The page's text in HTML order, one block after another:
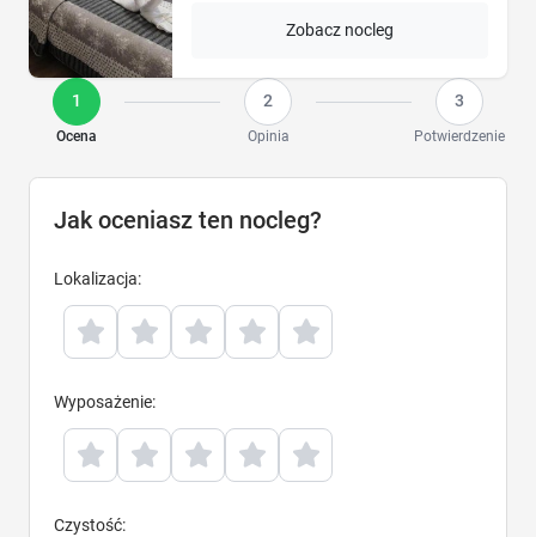
1
Ocena
2
Opinia
3
Potwierdzenie
Jak oceniasz ten nocleg?
Lokalizacja:
Wyposażenie:
Czystość:
Zobacz nocleg